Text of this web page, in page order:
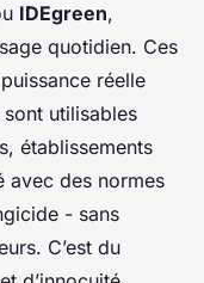
IDEgreen,
quotidien. Ces
réelle
utilisables
établissements
avec des normes
- sans
C’est du